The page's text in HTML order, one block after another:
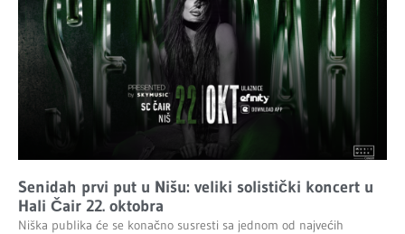
Senidah prvi put u Nišu: veliki solistički koncert u
Hali Čair 22. oktobra
Niška publika će se konačno susresti sa jednom od najvećih